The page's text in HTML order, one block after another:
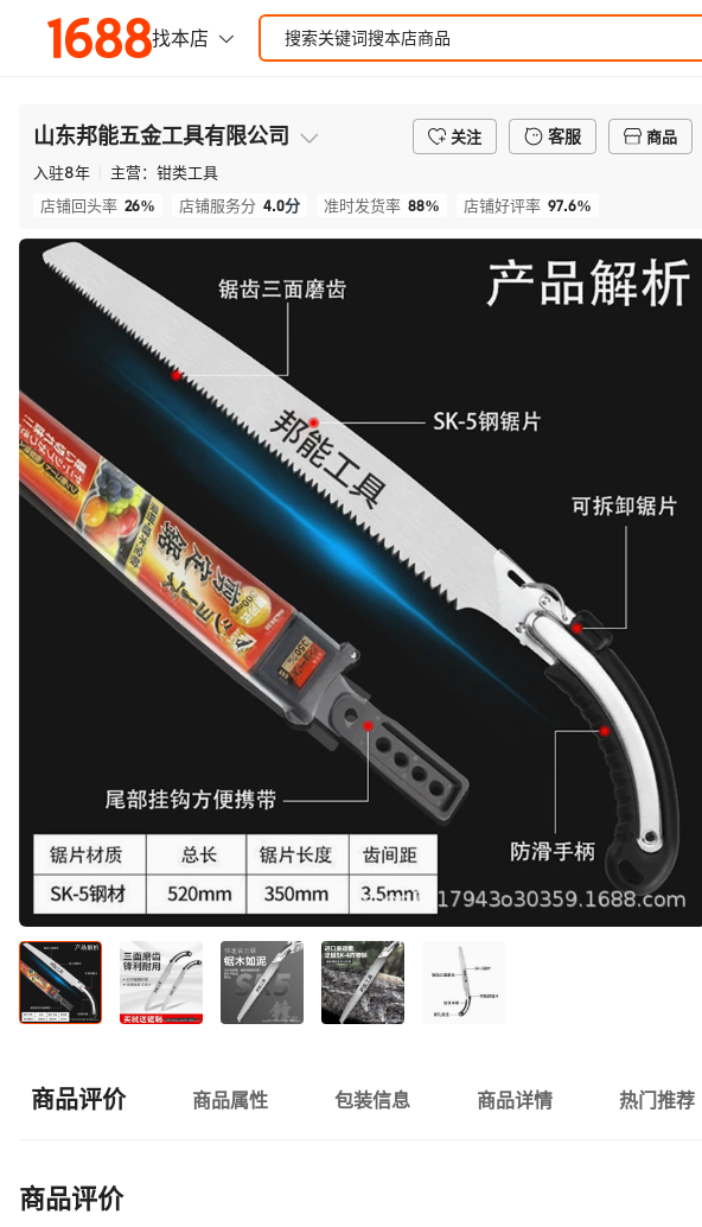
山东邦能五金工具有限公司 关注 客服
商品
入驻8年 主营： 钳类工具
店铺回头率 26% 店铺服务分 4.0分 准时发货率 88% 店铺好评率 97.6%
商品评价 商品属性 包装信息 商品详情 热门推荐
商品评价